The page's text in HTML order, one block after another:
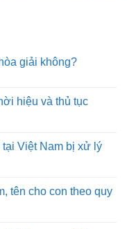
giải không?
hiệu và thủ tục
Việt Nam bị xử lý
tên cho con theo quy